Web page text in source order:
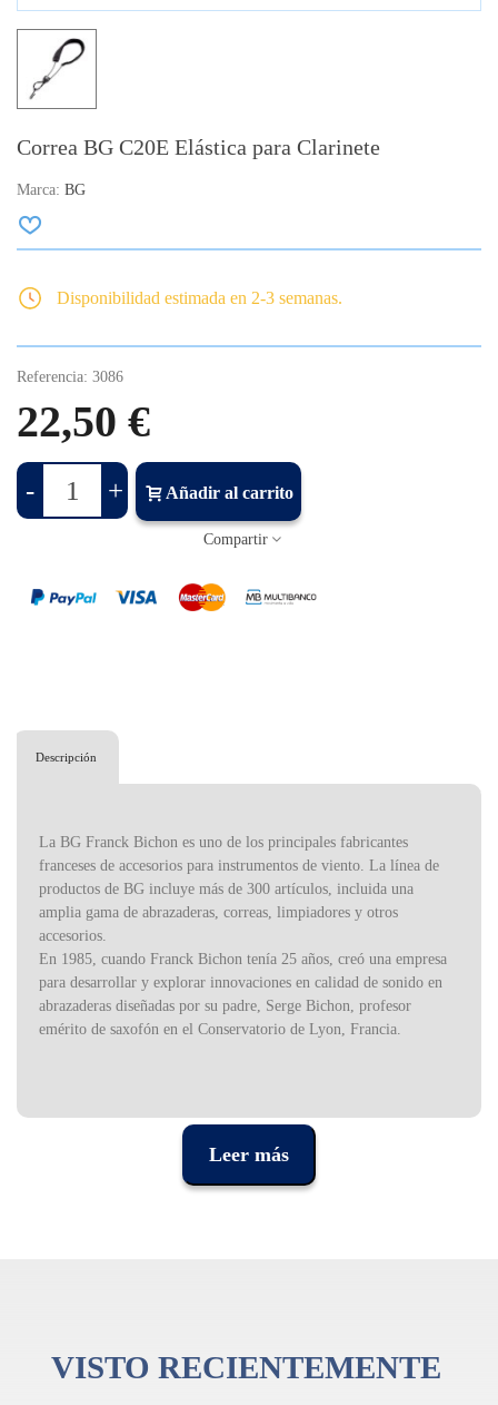
Correa BG C20E Elástica para Clarinete
Marca: BG
Disponibilidad estimada en 2-3 semanas.
Referencia: 3086
22,50 €
- + Añadir al carrito
Compartir
Descripción
La BG Franck Bichon es uno de los principales fabricantes
franceses de accesorios para instrumentos de viento. La línea de
productos de BG incluye más de 300 artículos, incluida una
amplia gama de abrazaderas, correas, limpiadores y otros
accesorios.
En 1985, cuando Franck Bichon tenía 25 años, creó una empresa
para desarrollar y explorar innovaciones en calidad de sonido en
abrazaderas diseñadas por su padre, Serge Bichon, profesor
emérito de saxofón en el Conservatorio de Lyon, Francia.
Leer más
VISTO RECIENTEMENTE